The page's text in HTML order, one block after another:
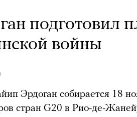
подготовил
войны
Эрдоган собирается 18
стран G20 в Рио-де-